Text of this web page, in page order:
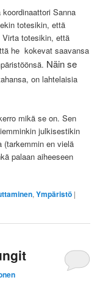
Sanna
totesikin, että
Virta totesikin, että
he kokevat saavansa
Näin se
on lahtelaisia
mikä se on. Sen
julkisestikin
(tarkemmin en vielä
palaan aiheeseen
,Ympäristö |